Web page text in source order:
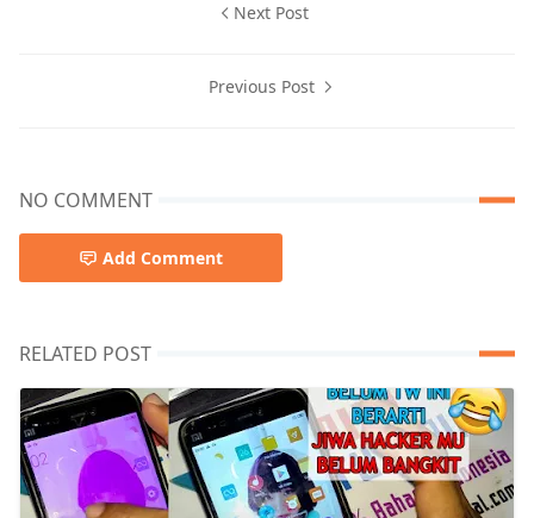
Next Post
Previous Post
NO COMMENT
Add Comment
RELATED POST